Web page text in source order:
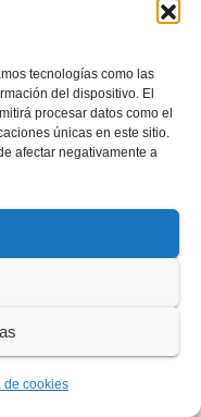
tecnologías como las
del dispositivo. El
procesar datos como el
únicas en este sitio.
afectar negativamente a
de cookies